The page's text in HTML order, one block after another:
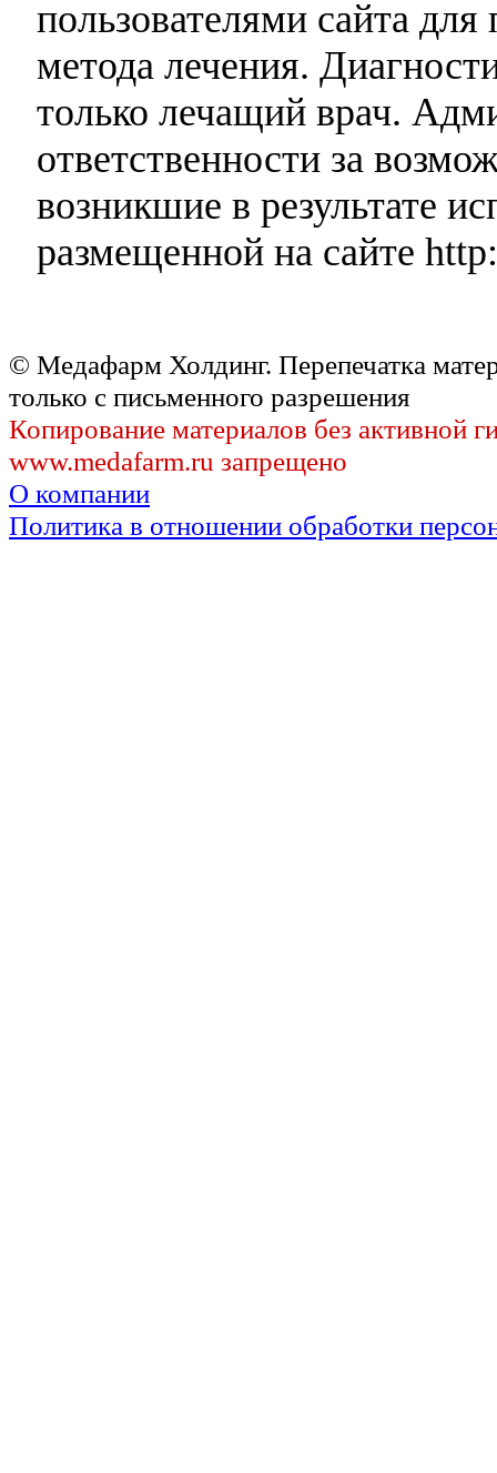
пользователями сайта
метода лечения.
только лечащий врач.
ответственности за
возникшие в результате
размещенной на сайте
© Медафарм Холдинг. Перепечатка
только с письменного разрешения
Копирование материалов без активной
www.medafarm.ru запрещено
О компании
Политика в отношении обработки